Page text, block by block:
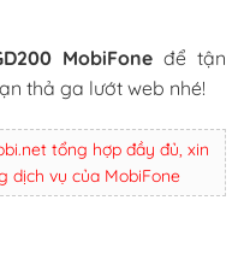
MobiFoneđể tận
thả ga lướt web nhé!
tổng hợp đầy đủ, xin
dịch vụ của MobiFone